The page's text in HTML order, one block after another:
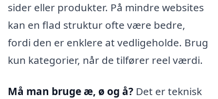
sider eller produkter. På mindre websites
kan en flad struktur ofte være bedre,
fordi den er enklere at vedligeholde. Brug
kun kategorier, når de tilfører reel værdi.
Må man bruge æ, ø og å? Det er teknisk